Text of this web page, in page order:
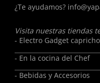
¿Te ayudamos?
Visita nuestras tiendas
- Electro Gadget
- En la cocina del Chef
- Bebidas y Accesorios